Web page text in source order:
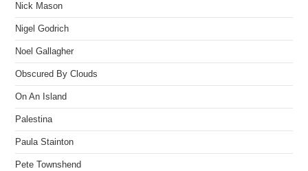
Nick Mason
Nigel Godrich
Noel Gallagher
Obscured By Clouds
On An Island
Palestina
Paula Stainton
Pete Townshend